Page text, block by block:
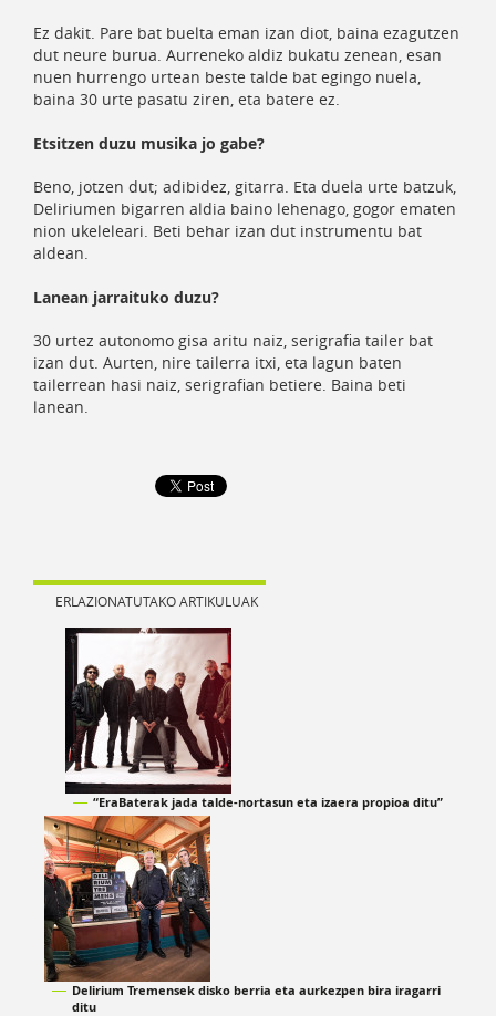
Ez dakit. Pare bat buelta eman izan diot, baina ezagutzen
dut neure burua. Aurreneko aldiz bukatu zenean, esan
nuen hurrengo urtean beste talde bat egingo nuela,
baina 30 urte pasatu ziren, eta batere ez.
Etsitzen duzu musika jo gabe?
Beno, jotzen dut; adibidez, gitarra. Eta duela urte batzuk,
Deliriumen bigarren aldia baino lehenago, gogor ematen
nion ukeleleari. Beti behar izan dut instrumentu bat
aldean.
Lanean jarraituko duzu?
30 urtez autonomo gisa aritu naiz, serigrafia tailer bat
izan dut. Aurten, nire tailerra itxi, eta lagun baten
tailerrean hasi naiz, serigrafian betiere. Baina beti
lanean.
ERLAZIONATUTAKO ARTIKULUAK
“EraBaterak jada talde-nortasun eta izaera propioa ditu”
Delirium Tremensek disko berria eta aurkezpen bira iragarri
ditu